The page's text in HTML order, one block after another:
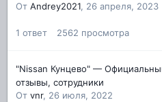
От Andrey2021, 26 апреля, 2023
1 ответ 2562 просмотра
"Nissan Кунцево" —
отзывы, сотрудники
От vnr, 26 июля, 2022